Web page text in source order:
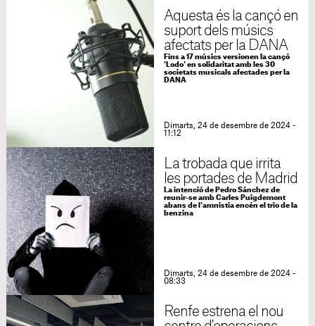
Aquesta és la cançó en
suport dels músics
afectats per la DANA
Fins a 17 músics versionen la cançó
'Lodo' en solidaritat amb les 30
societats musicals afectades per la
DANA
Dimarts, 24 de desembre de 2024 -
11:12
La trobada que irrita
les portades de Madrid
La intenció de Pedro Sánchez de
reunir-se amb Carles Puigdemont
abans de l'amnistia encén el trio de la
benzina
Dimarts, 24 de desembre de 2024 -
08:33
Renfe estrena el nou